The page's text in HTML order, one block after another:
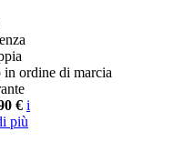
in ordine di marcia
€ i
più